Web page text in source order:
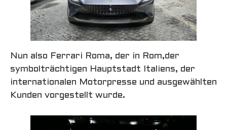
Nun also Ferrari Roma, der in Rom,der
symbolträchtigen Hauptstadt Italiens, der
internationalen Motorpresse und ausgewählten
Kunden vorgestellt wurde.